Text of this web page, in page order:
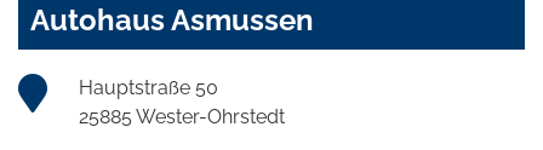
Autohaus Asmussen
Hauptstraße 50
25885 Wester-Ohrstedt